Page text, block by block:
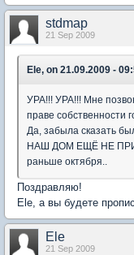
stdmap
21 Sep 2009
Ele, on 21.09.2009 -
УРА!!! УРА!!! Мне
праве собственности
Да, забыла сказать
НАШ ДОМ ЕЩЁ НЕ
раньше октября..
Поздравляю!
Ele, а вы будете
Ele
21 Sep 2009